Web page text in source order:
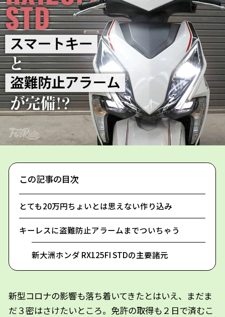
この記事の目次
とても20万円ちょいとは思えない作り込み
キーレスに盗難防止アラームまでついちゃう
新大洲ホンダ RX125FI STDの主要諸元
新型コロナの影響も落ち着いてきたとはいえ、まだま
だ３密はさけたいところ。免許の取得も２日で済むこ